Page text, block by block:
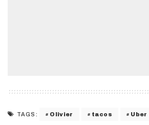
TAGS: Olivier tacos Uber